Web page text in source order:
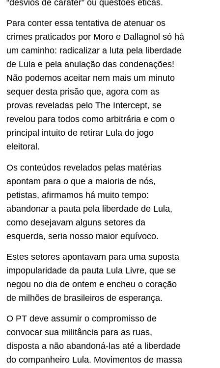
“desvios de caráter” ou questões éticas.
Para conter essa tentativa de atenuar os
crimes praticados por Moro e Dallagnol só há
um caminho: radicalizar a luta pela liberdade
de Lula e pela anulação das condenações!
Não podemos aceitar nem mais um minuto
sequer desta prisão que, agora com as
provas reveladas pelo The Intercept, se
revelou para todos como arbitrária e com o
principal intuito de retirar Lula do jogo
eleitoral.
Os conteúdos revelados pelas matérias
apontam para o que a maioria de nós,
petistas, afirmamos há muito tempo:
abandonar a pauta pela liberdade de Lula,
como desejavam alguns setores da
esquerda, seria nosso maior equívoco.
Estes setores apontavam para uma suposta
impopularidade da pauta Lula Livre, que se
negou no dia de ontem e encheu o coração
de milhões de brasileiros de esperança.
O PT deve assumir o compromisso de
convocar sua militância para as ruas,
disposta a não abandoná-las até a liberdade
do companheiro Lula. Movimentos de massa